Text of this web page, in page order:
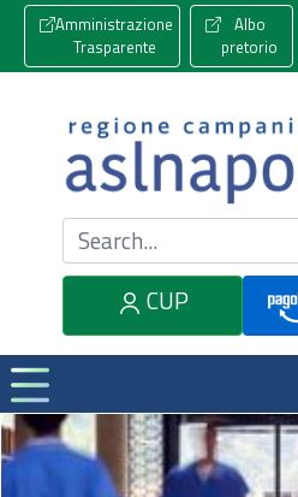
Amministrazione
Trasparente
Albo
pretorio
Cerca nel sito
CUP